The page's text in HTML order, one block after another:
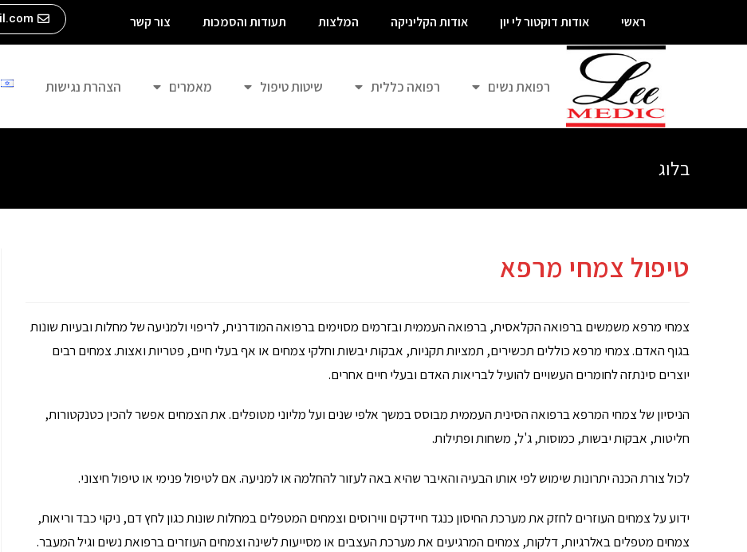
ראשי אודות דוקטור לי יון אודות הקליניקה המלצות תעודות והסמכות צור קשר
רפואת נשים רפואה כללית שיטות טיפול מאמרים הצהרת נגישות
בלוג
טיפול צמחי מרפא
צמחי מרפא משמשים ברפואה הקלאסית, ברפואה העממית ובזרמים מסוימים ברפואה המודרנית, לריפוי ולמניעה של מחלות ובעיות שונות
בגוף האדם. צמחי מרפא כוללים תכשירים, תמציות תקניות, אבקות יבשות וחלקי צמחים או אף בעלי חיים, פטריות ואצות. צמחים רבים
יוצרים סינתזה לחומרים העשויים להועיל לבריאות האדם ובעלי חיים אחרים.
הניסיון של צמחי המרפא ברפואה הסינית העממית מבוסס במשך אלפי שנים ועל מליוני מטופלים. את הצמחים אפשר להכין כטנקטורות,
חליטות, אבקות יבשות, כמוסות, ג'ל, משחות ופתילות.
לכול צורת הכנה יתרונות שימוש לפי אותו הבעיה והאיבר שהיא באה לעזור להחלמה או למניעה. אם לטיפול פנימי או טיפול חיצוני.
ידוע על צמחים העוזרים לחזק את מערכת החיסון כנגד חיידקים ווירוסים וצמחים המטפלים במחלות שונות כגון לחץ דם, ניקוי כבד וריאות,
צמחים מטפלים באלרגיות, דלקות, צמחים המרגיעים את מערכת העצבים או מסייעות לשינה וצמחים העוזרים ברפואת נשים וגיל המעבר.